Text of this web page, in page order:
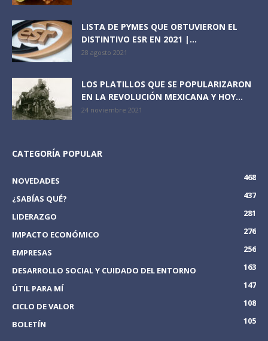
LISTA DE PYMES QUE OBTUVIERON EL
DISTINTIVO ESR EN 2021 |...
28 agosto 2021
LOS PLATILLOS QUE SE POPULARIZARON
EN LA REVOLUCIÓN MEXICANA Y HOY...
24 noviembre 2021
CATEGORÍA POPULAR
NOVEDADES
468
¿SABÍAS QUÉ?
437
LIDERAZGO
281
IMPACTO ECONÓMICO
276
EMPRESAS
256
DESARROLLO SOCIAL Y CUIDADO DEL ENTORNO
163
ÚTIL PARA MÍ
147
CICLO DE VALOR
108
BOLETÍN
105